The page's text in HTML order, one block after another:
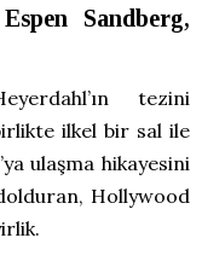
Sandberg,
tezini
ilkel bir sal ile
ulaşma hikayesini
Hollywood